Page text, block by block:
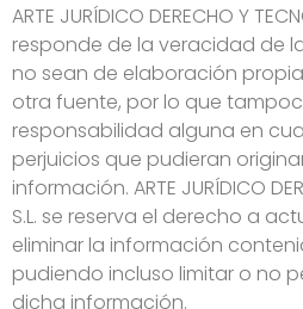
ARTE JURÍDICO DERECHO Y
responde de la veracidad de
no sean de elaboración
otra fuente, por lo que
responsabilidad alguna en
perjuicios que pudieran
información. ARTE JURÍDICO
S.L. se reserva el derecho a
eliminar la información
pudiendo incluso limitar o no
dicha información.